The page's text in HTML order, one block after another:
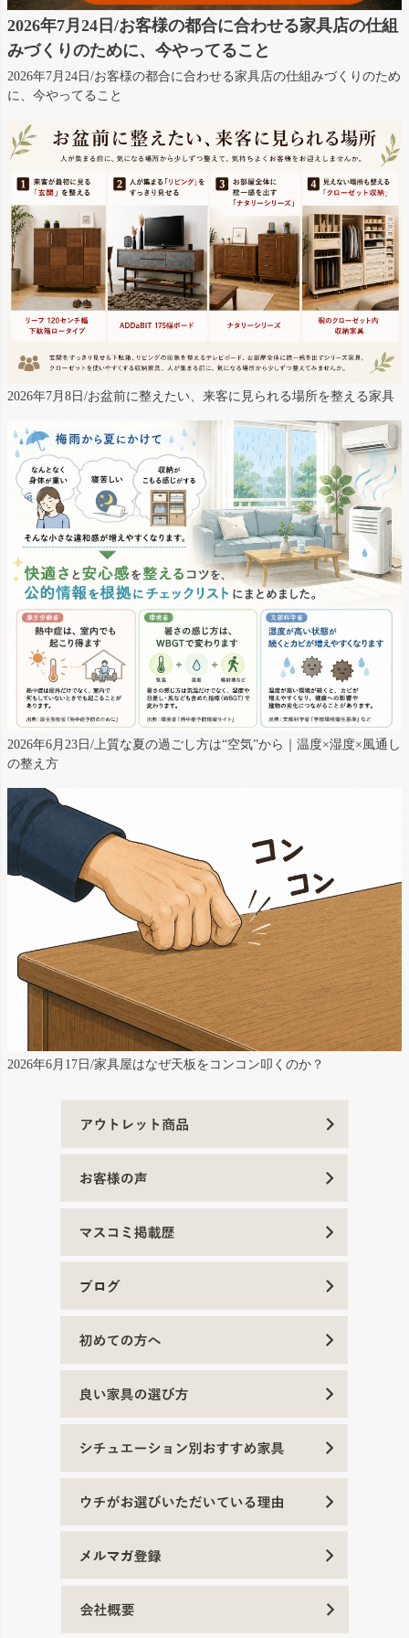
2026年7月24日/お客様の都合に合わせる家具店の仕組
みづくりのために、今やってること
2026年7月24日/お客様の都合に合わせる家具店の仕組みづくりのため
に、今やってること
2026年7月8日/お盆前に整えたい、来客に見られる場所を整える家具
2026年6月23日/上質な夏の過ごし方は“空気”から｜温度×湿度×風通し
の整え方
2026年6月17日/家具屋はなぜ天板をコンコン叩くのか？